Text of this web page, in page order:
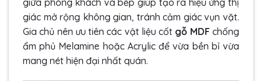
giác mở rộng không gian, tránh cảm giác vụn vặt.
Gia chủ nên ưu tiên các vật liệu cốt gỗ MDF chống
ẩm phủ Melamine hoặc Acrylic để vừa bền bỉ vừa
mang nét hiện đại nhất quán.